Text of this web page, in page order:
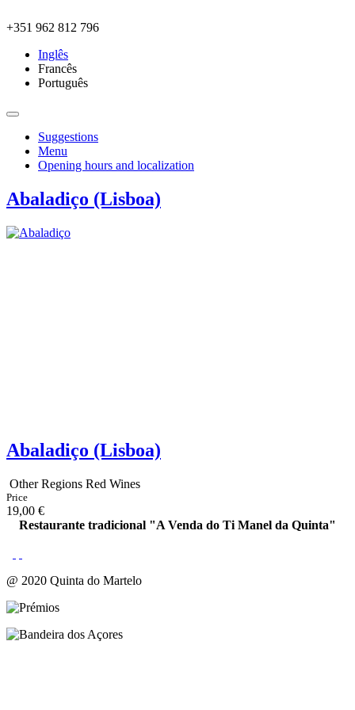
+351 962 812 796
Inglês
Francês
Português
Suggestions
Menu
Opening hours and localization
Abaladiço (Lisboa)
Abaladiço (Lisboa)
Other Regions Red Wines
Price
19,00 €
Restaurante tradicional "A Venda do Ti Manel da Quinta"
@ 2020 Quinta do Martelo